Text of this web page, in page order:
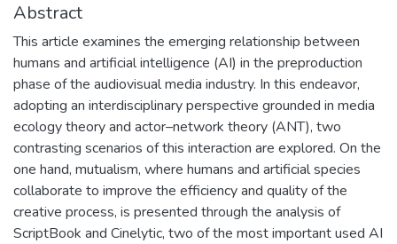
Abstract
This article examines the emerging relationship between
humans and artificial intelligence (AI) in the preproduction
phase of the audiovisual media industry. In this endeavor,
adopting an interdisciplinary perspective grounded in media
ecology theory and actor–network theory (ANT), two
contrasting scenarios of this interaction are explored. On the
one hand, mutualism, where humans and artificial species
collaborate to improve the efficiency and quality of the
creative process, is presented through the analysis of
ScriptBook and Cinelytic, two of the most important used AI